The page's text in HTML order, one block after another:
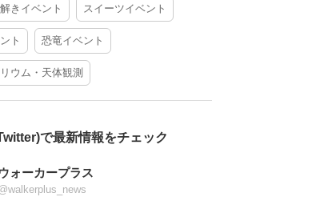
きイベント スイーツイベント
ト 恐竜イベント
ウム・天体観測
で最新情報をチェック
ォーカープラス